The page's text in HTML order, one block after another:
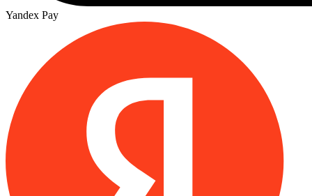
Yandex Pay